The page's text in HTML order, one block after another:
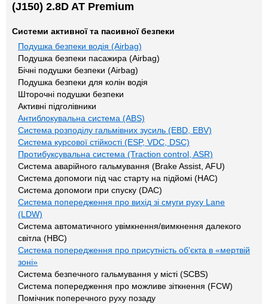
(J150) 2.8D AT Premium
Системи активної та пасивної безпеки
Подушка безпеки водія (Airbag)
Подушка безпеки пасажира (Airbag)
Бічні подушки безпеки (Airbag)
Подушка безпеки для колін водія
Шторочні подушки безпеки
Активні підголівники
Антиблокувальна система (ABS)
Система розподілу гальмівних зусиль (EBD, EBV)
Система курсової стійкості (ESP, VDC, DSC)
Протибуксувальна система (Traction control, ASR)
Система аварійного гальмування (Brake Assist, AFU)
Система допомоги під час старту на підйомі (HAC)
Система допомоги при спуску (DAC)
Система попередження про вихід зі смуги руху Lane
(LDW)
Система автоматичного увімкнення/вимкнення далекого
світла (HBC)
Система попередження про присутність об'єкта в «мертвій
зоні»
Система безпечного гальмування у місті (SCBS)
Система попередження про можливе зіткнення (FCW)
Помічник поперечного руху позаду